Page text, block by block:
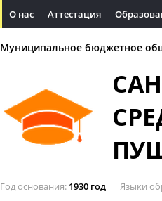
О нас Аттестация
Муниципальное бюджетное
Год основания 1930 год Языки